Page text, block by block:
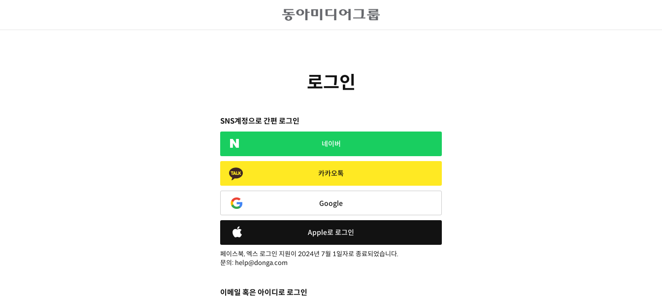
로그인
SNS계정으로 간편 로그인
네이버
카카오톡
Google
Apple로 로그인
페이스북, 엑스 로그인 지원이 2024년 7월 1일자로 종료되었습니다.
문의: help@donga.com
이메일 혹은 아이디로 로그인